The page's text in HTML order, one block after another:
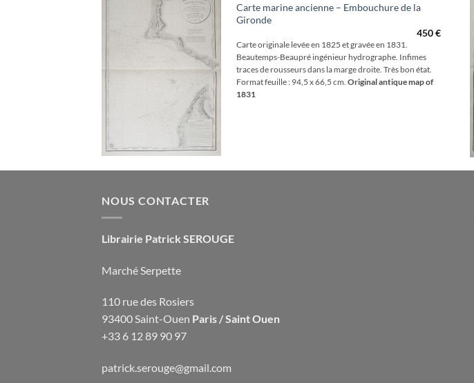
Ajouter
à la
wishlist
Carte marine ancienne – Embouchure de la
Gironde
450€
Carte originale levée en 1825 et gravée en 1831.
Beautemps-Beaupré ingénieur hydrographe. Infimes
traces de rousseurs dans la marge droite. Très bon état.
Format feuille : 94,5 x 66,5 cm. Original antique map of
1831
NOUS CONTACTER
Librairie Patrick SEROUGE
Marché Serpette
110 rue des Rosiers
93400 Saint-Ouen Paris / Saint Ouen
+33 6 12 89 90 97
patrick.serouge@gmail.com